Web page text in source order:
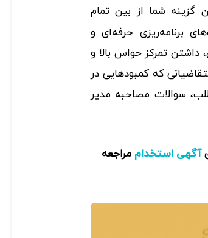
گزینه شما از بین تمام
برنامه‌ریزی حرفه‌ای و
داشتن تمرکز حواس بالا و
که کمبود‌هایی در
سوالات مصاحبه مدیر
آگهی استخدام مراجعه